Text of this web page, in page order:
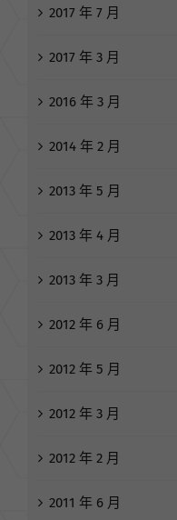
2017 年 7 月
2017 年 3 月
2016 年 3 月
2014 年 2 月
2013 年 5 月
2013 年 4 月
2013 年 3 月
2012 年 6 月
2012 年 5 月
2012 年 3 月
2012 年 2 月
2011 年 6 月